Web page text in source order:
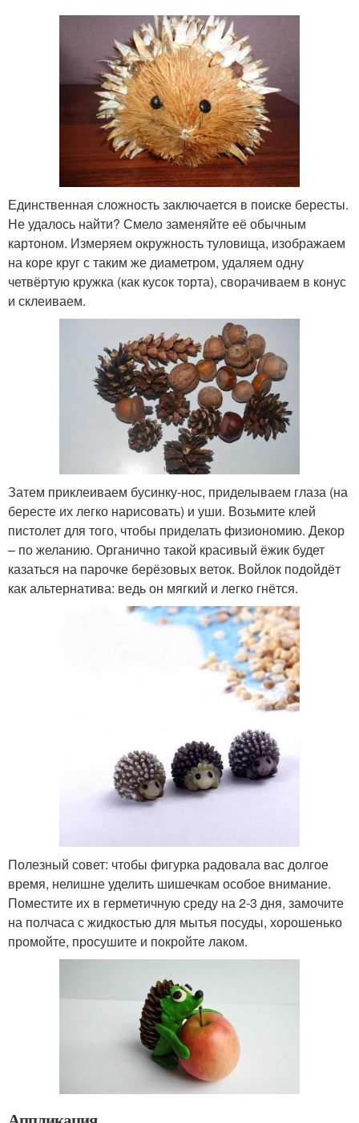
Единственная сложность заключается в поиске бересты.
Не удалось найти? Смело заменяйте её обычным
картоном. Измеряем окружность туловища, изображаем
на коре круг с таким же диаметром, удаляем одну
четвёртую кружка (как кусок торта), сворачиваем в конус
и склеиваем.
Затем приклеиваем бусинку-нос, приделываем глаза (на
бересте их легко нарисовать) и уши. Возьмите клей
пистолет для того, чтобы приделать физиономию. Декор
– по желанию. Органично такой красивый ёжик будет
казаться на парочке берёзовых веток. Войлок подойдёт
как альтернатива: ведь он мягкий и легко гнётся.
Полезный совет: чтобы фигурка радовала вас долгое
время, нелишне уделить шишечкам особое внимание.
Поместите их в герметичную среду на 2-3 дня, замочите
на полчаса с жидкостью для мытья посуды, хорошенько
промойте, просушите и покройте лаком.